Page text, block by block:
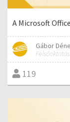
A Microsoft
Gábor
Felsőoktatás
119